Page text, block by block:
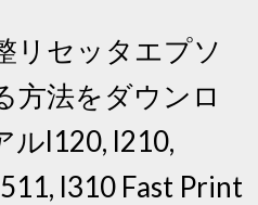
リセッタエプソ
方法をダウンロ
ルl120, l210,
l310 Fast Print